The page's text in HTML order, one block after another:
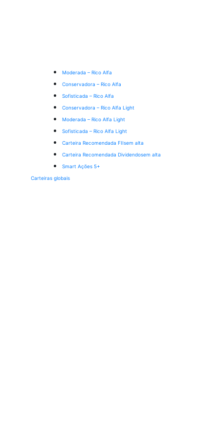
Moderada – Rico Alfa
Conservadora – Rico Alfa
Sofisticada – Rico Alfa
Conservadora – Rico Alfa Light
Moderada – Rico Alfa Light
Sofisticada – Rico Alfa Light
Carteira Recomendada FIIsem alta
Carteira Recomendada Dividendosem alta
Smart Ações 5+
Carteiras globais